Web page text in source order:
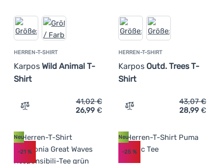
HERREN-T-SHIRT
Karpos Wild Animal T-
Shirt
Zum Vergleich 'Herren-T-Shirt Karpos Wild Animal T-
41,02€
26,99 €
HERREN-T-SHIRT
Karpos Outd. Trees T-
Shirt
Zum Vergleich 'Herren-T-
43,07€
28,99 €
Neu
-21 %
Neu
-25%